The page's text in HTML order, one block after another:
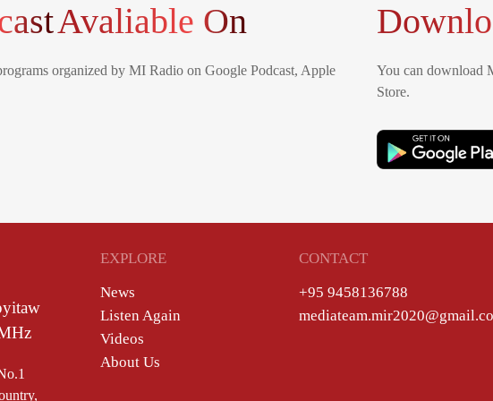
Avaliable On
organized by MI Radio on Google Podcast, Apple
You can download
Store.
EXPLORE
News
Listen Again
Videos
About Us
CONTACT
+95 9458136788